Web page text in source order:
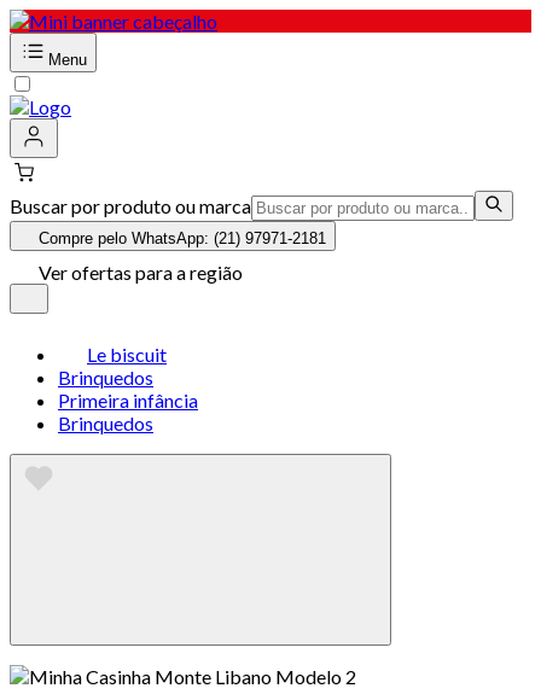
Menu
Buscar por produto ou marca
Compre pelo WhatsApp: (21) 97971-2181
Ver ofertas para a região
Le biscuit
Brinquedos
Primeira infância
Brinquedos